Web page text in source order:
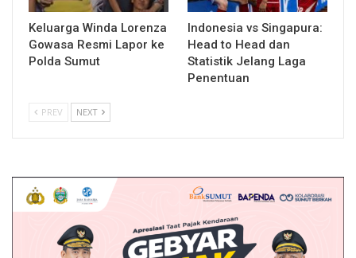
Keluarga Winda Lorenza
Gowasa Resmi Lapor ke
Polda Sumut
Indonesia vs Singapura:
Head to Head dan
Statistik Jelang Laga
Penentuan
PREV NEXT